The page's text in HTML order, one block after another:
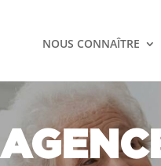
NOUS CONNAÎTRE